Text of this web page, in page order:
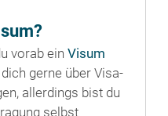
vorab ein Visum
gerne über Visa-
allerdings bist du
selbst